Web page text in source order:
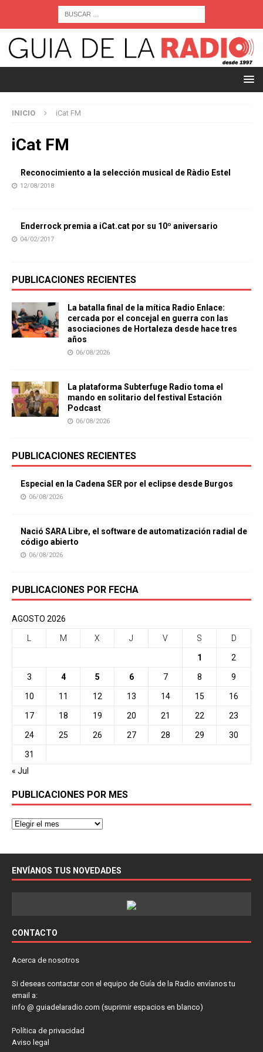
INICIO iCat FM
iCat FM
Reconocimiento a la selección musical de Ràdio Estel
12/08/2018
Enderrock premia a iCat.cat por su 10º aniversario
04/02/2017
PUBLICACIONES RECIENTES
La batalla final de la mítica Radio Enlace:
cercada por el concejal en guerra con las
asociaciones de Hortaleza desde hace tres
años
06/08/2026
La plataforma Subterfuge Radio toma el
mando en solitario del festival Estación
Podcast
06/08/2026
PUBLICACIONES RECIENTES
Especial en la Cadena SER por el eclipse desde Burgos
06/08/2026
Nació SARA Libre, el software de automatización radial de
código abierto
06/08/2026
PUBLICACIONES POR FECHA
AGOSTO 2026
M X J V S D
1 2
3 4 5 6 7 8 9
10 11 12 13 14 15 16
17 18 19 20 21 22 23
24 25 26 27 28 29 30
31
« Jul
PUBLICACIONES POR MES
ENVÍANOS TUS NOVEDADES
CONTACTO
Acerca de nosotros
Si deseas contactar con el equipo de Guía de la Radio envíanos tu
email a:
info @ guiadelaradio.com (suprimir espacios en blanco)
Política de privacidad
Aviso legal